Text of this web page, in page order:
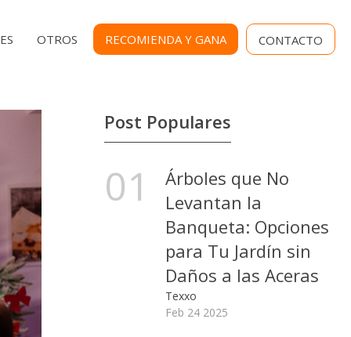
OTROS
MENU
RECOMIENDA Y GANA CONTACTO
Post Populares
01
Árboles que No
Levantan la
Banqueta: Opciones
para Tu Jardín sin
Daños a las Aceras
Texxo
Feb 24 2025